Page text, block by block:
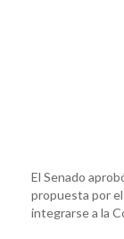
El Senado
propuesta por
integrarse a la